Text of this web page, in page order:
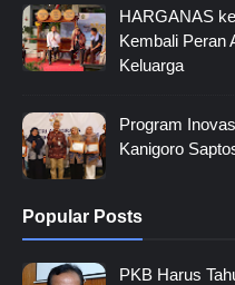
HARGANAS
Kembali Peran
Keluarga
Program
Kanigoro
Popular Posts
PKB Harus